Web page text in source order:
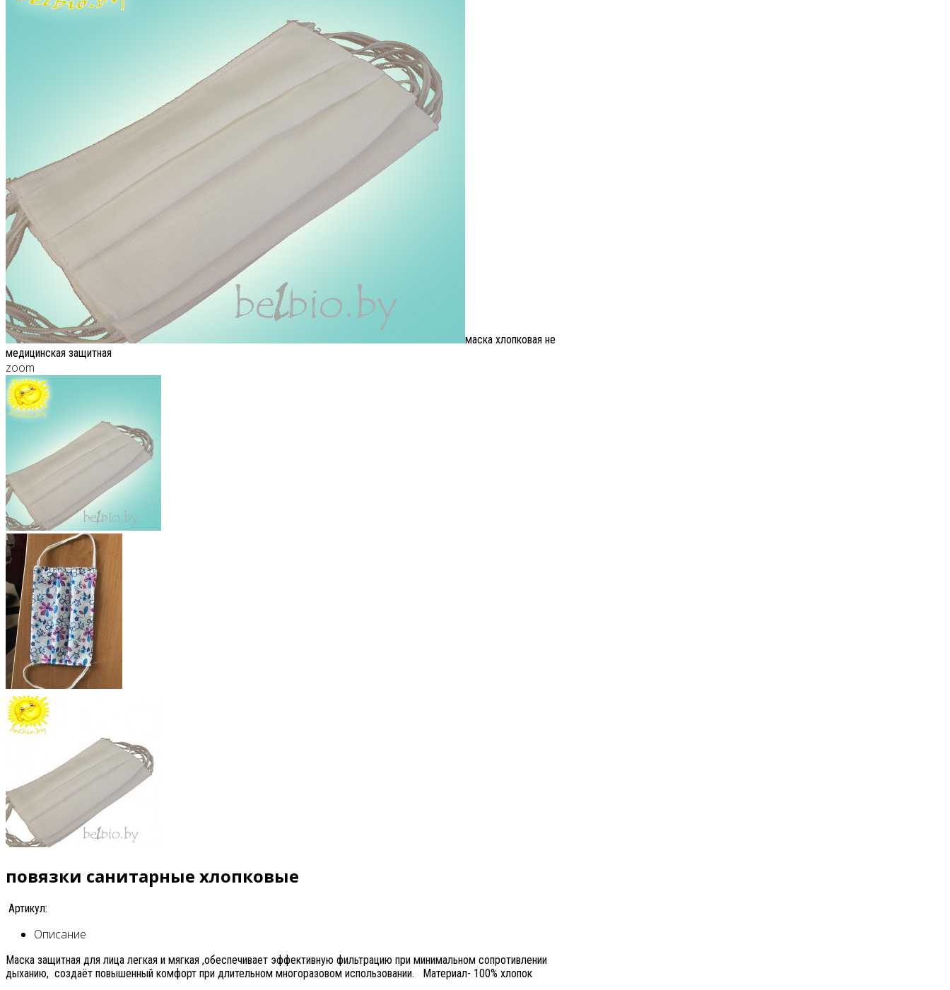
маска хлопковая не
медицинская защитная
zoom
повязки санитарные хлопковые
Артикул:
Описание
Маска защитная для лица легкая и мягкая ,обеспечивает эффективную фильтрацию при минимальном сопротивлении
дыханию, создаёт повышенный комфорт при длительном многоразовом использовании. Материал- 100% хлопок